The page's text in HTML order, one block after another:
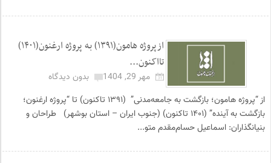
ازپروژه هامون(۱۳۹۱) به پروژه ارغنون(۱۴۰۱)
تااکنون...
مهر 29, 1404
بدون دیدگاه
از “پروژه هامون؛ بازگشت به جامعه‌مدنی” (۱۳۹۱ تاکنون) تا “پروژه ارغنون؛
بازگشت به آینده” (۱۴۰۱ تاکنون) (جنوب ایران – استان بوشهر) طراحان و
بنیانگذاران: اسماعیل حسام‌مقدم متو...